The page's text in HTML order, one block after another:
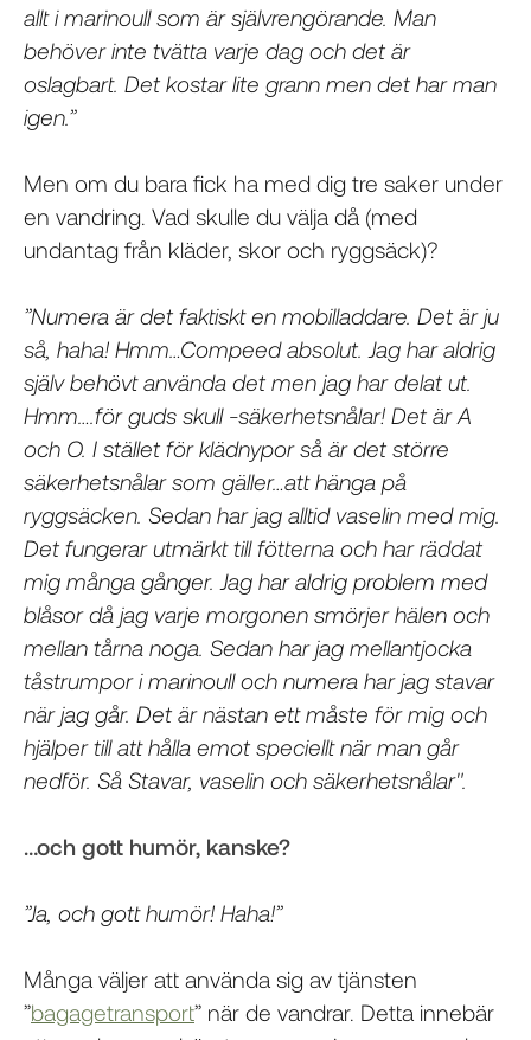
allt i marinoull som är självrengörande. Man
behöver inte tvätta varje dag och det är
oslagbart. Det kostar lite grann men det har man
igen.”
Men om du bara fick ha med dig tre saker under
en vandring. Vad skulle du välja då (med
undantag från kläder, skor och ryggsäck)?
”Numera är det faktiskt en mobilladdare. Det är ju
så, haha! Hmm…Compeed absolut. Jag har aldrig
själv behövt använda det men jag har delat ut.
Hmm….för guds skull -säkerhetsnålar! Det är A
och O. I stället för klädnypor så är det större
säkerhetsnålar som gäller…att hänga på
ryggsäcken. Sedan har jag alltid vaselin med mig.
Det fungerar utmärkt till fötterna och har räddat
mig många gånger. Jag har aldrig problem med
blåsor då jag varje morgonen smörjer hälen och
mellan tårna noga. Sedan har jag mellantjocka
tåstrumpor i marinoull och numera har jag stavar
när jag går. Det är nästan ett måste för mig och
hjälper till att hålla emot speciellt när man går
nedför. Så Stavar, vaselin och säkerhetsnålar".
…och gott humör, kanske?
”Ja, och gott humör! Haha!”
Många väljer att använda sig av tjänsten
”bagagetransport” när de vandrar. Detta innebär